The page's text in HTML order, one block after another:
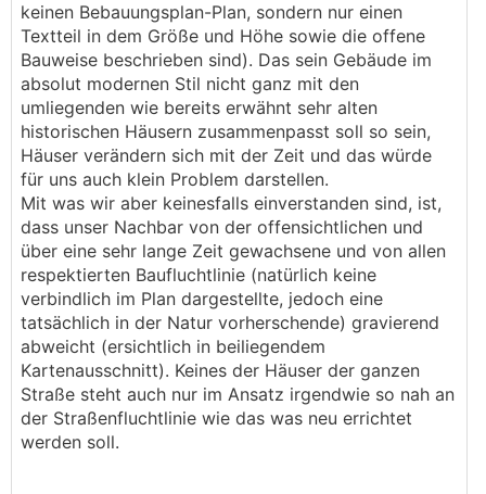
keinen Bebauungsplan-Plan, sondern nur einen
Textteil in dem Größe und Höhe sowie die offene
Bauweise beschrieben sind). Das sein Gebäude im
absolut modernen Stil nicht ganz mit den
umliegenden wie bereits erwähnt sehr alten
historischen Häusern zusammenpasst soll so sein,
Häuser verändern sich mit der Zeit und das würde
für uns auch klein Problem darstellen.
Mit was wir aber keinesfalls einverstanden sind, ist,
dass unser Nachbar von der offensichtlichen und
über eine sehr lange Zeit gewachsene und von allen
respektierten Baufluchtlinie (natürlich keine
verbindlich im Plan dargestellte, jedoch eine
tatsächlich in der Natur vorherschende) gravierend
abweicht (ersichtlich in beiliegendem
Kartenausschnitt). Keines der Häuser der ganzen
Straße steht auch nur im Ansatz irgendwie so nah an
der Straßenfluchtlinie wie das was neu errichtet
werden soll.